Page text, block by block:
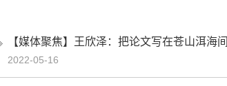
【媒体聚焦】王欣泽：把论文写在苍山洱海间
2022-05-16